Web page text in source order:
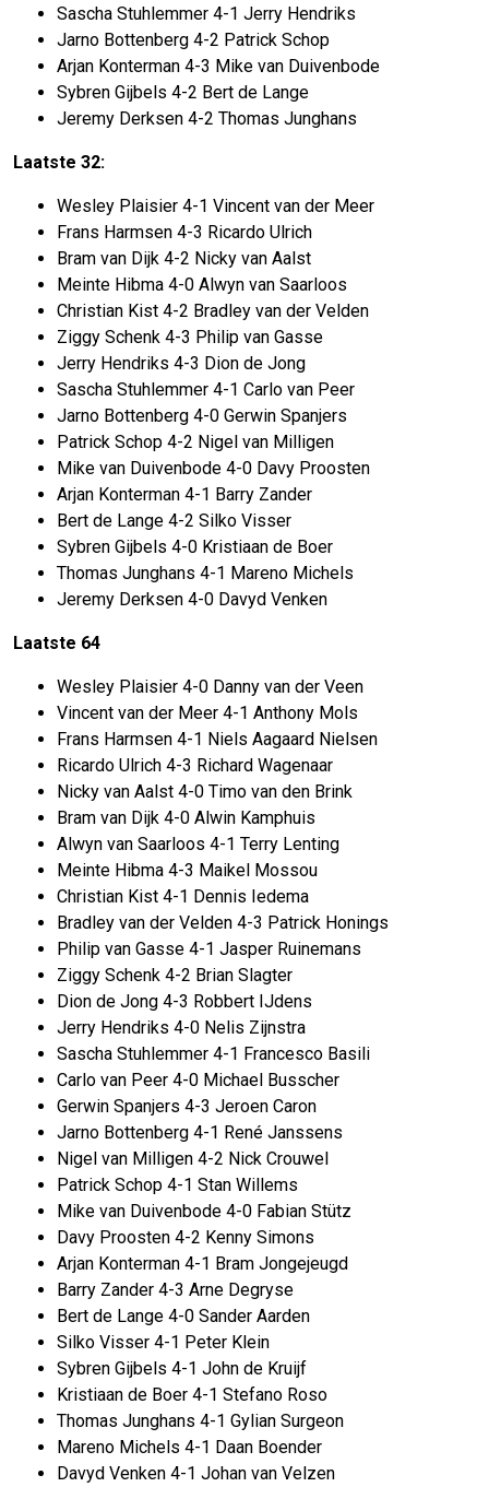
Sascha Stuhlemmer 4-1 Jerry Hendriks
Jarno Bottenberg 4-2 Patrick Schop
Arjan Konterman 4-3 Mike van Duivenbode
Sybren Gijbels 4-2 Bert de Lange
Jeremy Derksen 4-2 Thomas Junghans
Laatste 32:
Wesley Plaisier 4-1 Vincent van der Meer
Frans Harmsen 4-3 Ricardo Ulrich
Bram van Dijk 4-2 Nicky van Aalst
Meinte Hibma 4-0 Alwyn van Saarloos
Christian Kist 4-2 Bradley van der Velden
Ziggy Schenk 4-3 Philip van Gasse
Jerry Hendriks 4-3 Dion de Jong
Sascha Stuhlemmer 4-1 Carlo van Peer
Jarno Bottenberg 4-0 Gerwin Spanjers
Patrick Schop 4-2 Nigel van Milligen
Mike van Duivenbode 4-0 Davy Proosten
Arjan Konterman 4-1 Barry Zander
Bert de Lange 4-2 Silko Visser
Sybren Gijbels 4-0 Kristiaan de Boer
Thomas Junghans 4-1 Mareno Michels
Jeremy Derksen 4-0 Davyd Venken
Laatste 64
Wesley Plaisier 4-0 Danny van der Veen
Vincent van der Meer 4-1 Anthony Mols
Frans Harmsen 4-1 Niels Aagaard Nielsen
Ricardo Ulrich 4-3 Richard Wagenaar
Nicky van Aalst 4-0 Timo van den Brink
Bram van Dijk 4-0 Alwin Kamphuis
Alwyn van Saarloos 4-1 Terry Lenting
Meinte Hibma 4-3 Maikel Mossou
Christian Kist 4-1 Dennis Iedema
Bradley van der Velden 4-3 Patrick Honings
Philip van Gasse 4-1 Jasper Ruinemans
Ziggy Schenk 4-2 Brian Slagter
Dion de Jong 4-3 Robbert IJdens
Jerry Hendriks 4-0 Nelis Zijnstra
Sascha Stuhlemmer 4-1 Francesco Basili
Carlo van Peer 4-0 Michael Busscher
Gerwin Spanjers 4-3 Jeroen Caron
Jarno Bottenberg 4-1 René Janssens
Nigel van Milligen 4-2 Nick Crouwel
Patrick Schop 4-1 Stan Willems
Mike van Duivenbode 4-0 Fabian Stütz
Davy Proosten 4-2 Kenny Simons
Arjan Konterman 4-1 Bram Jongejeugd
Barry Zander 4-3 Arne Degryse
Bert de Lange 4-0 Sander Aarden
Silko Visser 4-1 Peter Klein
Sybren Gijbels 4-1 John de Kruijf
Kristiaan de Boer 4-1 Stefano Roso
Thomas Junghans 4-1 Gylian Surgeon
Mareno Michels 4-1 Daan Boender
Davyd Venken 4-1 Johan van Velzen